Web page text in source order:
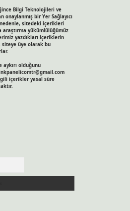
Bilgi Teknolojileri ve
onaylanmış bir Yer Sağlayıcı
sitedeki içerikleri
yükümlülüğümüz
yazdıkları içeriklerin
siteye üye olarak bu
aykırı olduğunu
içerikler yasal süre